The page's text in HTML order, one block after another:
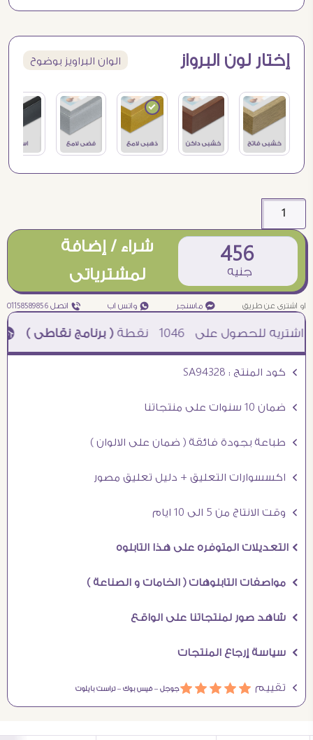
إختار لون البرواز الوان البراويز بوضوح
456
جنيه
شراء / إضافة
لمشترياتى
او اشترى عن طريق ¥ ماسنجر ₧ واتس اب ƒ اتصل 01158589856
1046 نقطة( برنامج نقاطى )à خصم 5% للعملاء الجدد à شحن مجانى عند الشراء ب 4000 جنيه à
Ö كود المنتج : SA94328
Ö ضمان 10 سنوات على منتجاتنا
Ö طباعة بجودة فائقة ( ضمان على الالوان )
Ö اكسسوارات التعليق + دليل تعليق مصور
Ö وقت الانتاج من 5 الى 10 ايام
Ö التعديلات المتوفره على هذا التابلوه
Ö مواصفات التابلوهات ( الخامات و الصناعة )
Ö شاهد صور لمنتجاتنا على الواقع
Ö سياسة إرجاع المنتجات
Ö تقييم áááááجوجل –فيس بوك –تراست بايلوت